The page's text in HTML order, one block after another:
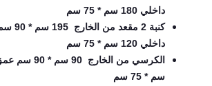
داخلي 180 سم * 75 سم
كنبة 2
داخلي 120 سم * 75 سم
سم * 75 سم